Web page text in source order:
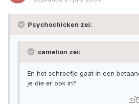
Psychochicken zei:
camelion zei:
En het schroefje gaat in een
je die er ook in?